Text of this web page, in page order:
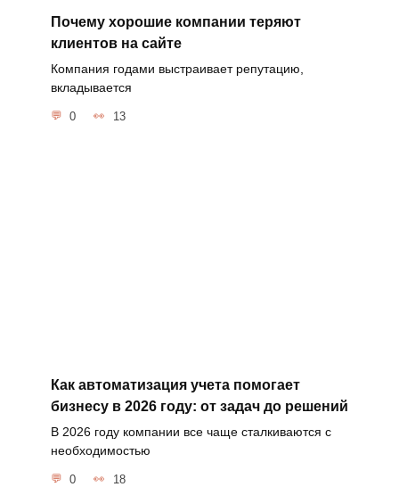
Почему хорошие компании теряют
клиентов на сайте
Компания годами выстраивает репутацию,
вкладывается
0 13
Как автоматизация учета помогает
бизнесу в 2026 году: от задач до решений
В 2026 году компании все чаще сталкиваются с
необходимостью
0 18